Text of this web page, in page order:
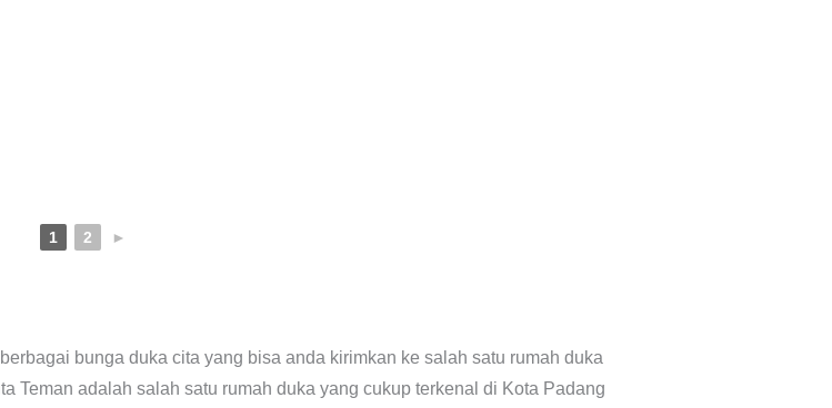
1 2 ►
bunga duka cita yang bisa anda kirimkan ke salah satu rumah duka
Teman adalah salah satu rumah duka yang cukup terkenal di Kota Padang